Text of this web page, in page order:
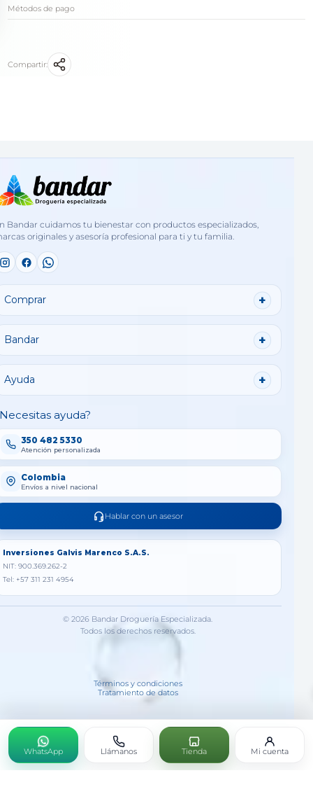
Métodos de pago
Compartir:
Bandar cuidamos tu bienestar con productos especializados,
originales y asesoría profesional para ti y tu familia.
Comprar
Bandar
Ayuda
ayuda?
350 482 5330
Atención personalizada
Colombia
Envíos a nivel nacional
Hablar con un asesor
Inversiones Galvis Marenco S.A.S.
NIT: 900.369.262-2
Tel: +57 311 231 4954
© 2026 Bandar Droguería Especializada.
Todos los derechos reservados.
Términos y condiciones
Tratamiento de datos
WhatsApp Llámanos Tienda Mi cuenta